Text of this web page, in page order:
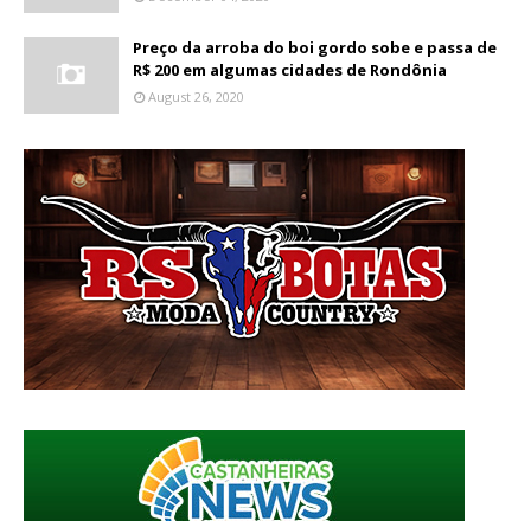
Preço da arroba do boi gordo sobe e passa de
R$ 200 em algumas cidades de Rondônia
August 26, 2020